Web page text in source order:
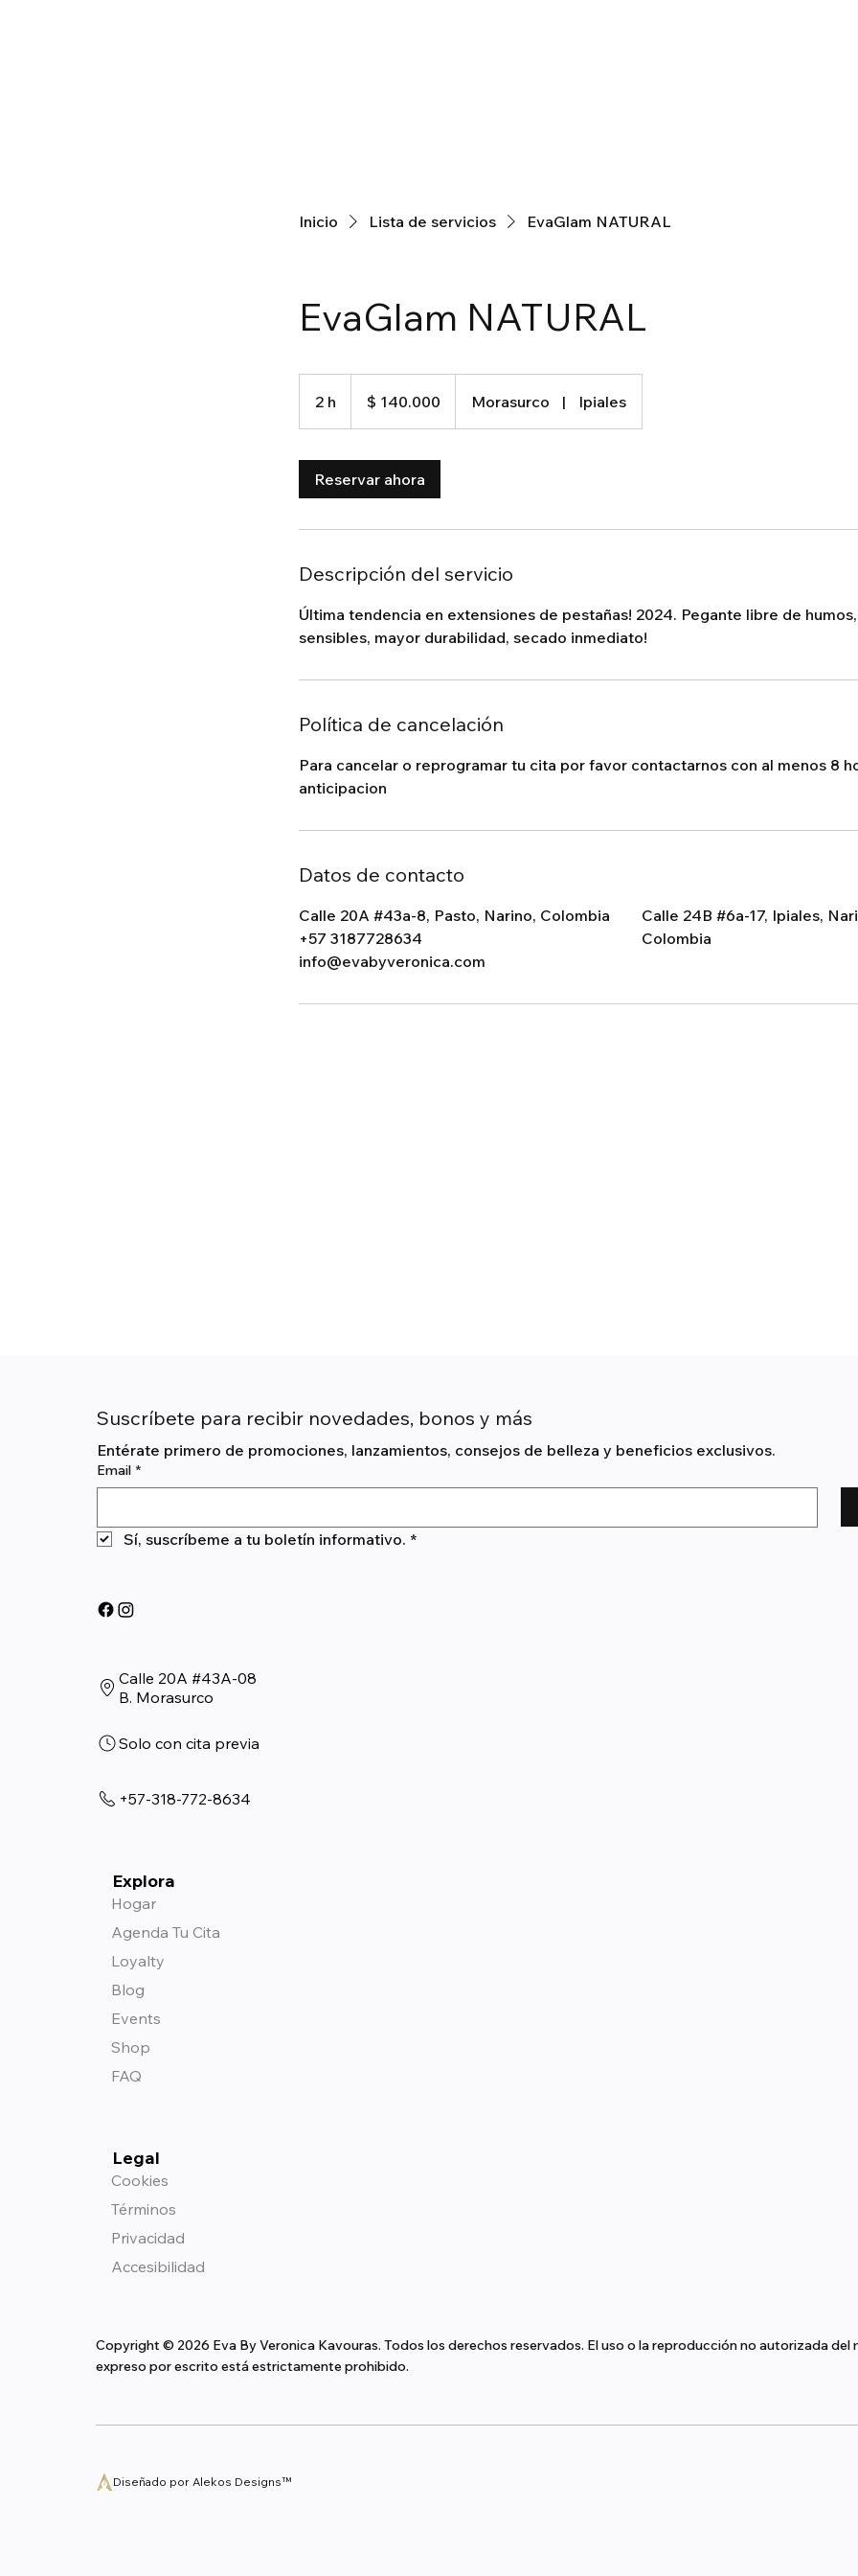
Inicio Lista de servicios EvaGlam NATURAL
EvaGlam NATURAL
2 h
colombianos
$ 140.000 Morasurco | Ipiales
Reservar ahora
Descripción del servicio
Última tendencia en extensiones de pestañas! 2024. Pegante libre de
sensibles, mayor durabilidad, secado inmediato!
Política de cancelación
Para cancelar o reprogramar tu cita por favor contactarnos con al menos 8
anticipacion
Datos de contacto
Calle 20A #43a-8, Pasto, Narino, Colombia
+57 3187728634
info@evabyveronica.com
Calle 24B #6a-17, Ipiales,
Colombia
Suscríbete para recibir novedades, bonos y más
Entérate primero de promociones, lanzamientos, consejos de belleza y beneficios exclusivos.
Email *
Sí, suscríbeme a tu boletín informativo. *
Calle 20A #43A-08
B. Morasurco
Solo con cita previa
+57-318-772-8634
Explora
Hogar
Agenda Tu Cita
Loyalty
Blog
Events
Shop
FAQ
Legal
Cookies
Términos
Privacidad
Accesibilidad
Copyright © 2026 Eva By Veronica Kavouras. Todos los derechos reservados. El uso o la reproducción no autorizada del
expreso por escrito está estrictamente prohibido.
Diseñado por Alekos Designs™